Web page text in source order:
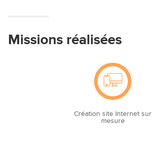
Missions réalisées
Création site Internet sur
mesure